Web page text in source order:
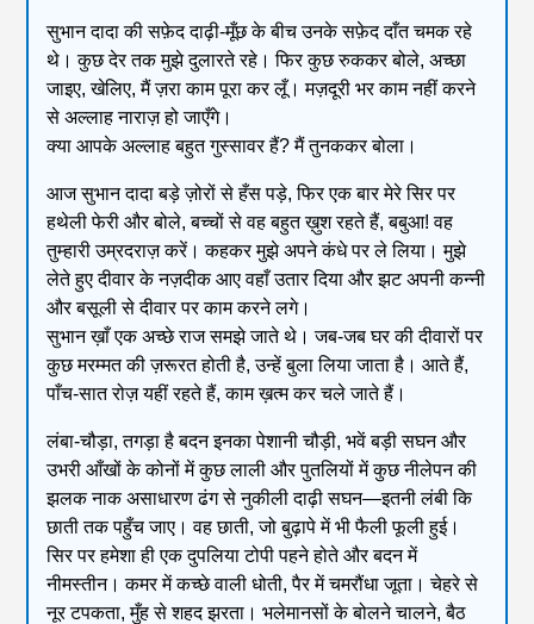
सुभान दादा की सफ़ेद दाढ़ी-मूँछ के बीच उनके सफ़ेद दाँत चमक रहे
थे। कुछ देर तक मुझे दुलारते रहे। फिर कुछ रुककर बोले, अच्छा
जाइए, खेलिए, मैं ज़रा काम पूरा कर लूँ। मज़दूरी भर काम नहीं करने
से अल्लाह नाराज़ हो जाएँगे।
क्या आपके अल्लाह बहुत गुस्सावर हैं? मैं तुनककर बोला।
आज सुभान दादा बड़े ज़ोरों से हँस पड़े, फिर एक बार मेरे सिर पर
हथेली फेरी और बोले, बच्चों से वह बहुत ख़ुश रहते हैं, बबुआ! वह
तुम्हारी उम्रदराज़ करें। कहकर मुझे अपने कंधे पर ले लिया। मुझे
लेते हुए दीवार के नज़दीक आए वहाँ उतार दिया और झट अपनी कन्नी
और बसूली से दीवार पर काम करने लगे।
सुभान ख़ाँ एक अच्छे राज समझे जाते थे। जब-जब घर की दीवारों पर
कुछ मरम्मत की ज़रूरत होती है, उन्हें बुला लिया जाता है। आते हैं,
पाँच-सात रोज़ यहीं रहते हैं, काम ख़त्म कर चले जाते हैं।
लंबा-चौड़ा, तगड़ा है बदन इनका पेशानी चौड़ी, भवें बड़ी सघन और
उभरी आँखों के कोनों में कुछ लाली और पुतलियों में कुछ नीलेपन की
झलक नाक असाधारण ढंग से नुकीली दाढ़ी सघन—इतनी लंबी कि
छाती तक पहुँच जाए। वह छाती, जो बुढ़ापे में भी फैली फूली हुई।
सिर पर हमेशा ही एक दुपलिया टोपी पहने होते और बदन में
नीमस्तीन। कमर में कच्छे वाली धोती, पैर में चमरौंधा जूता। चेहरे से
नूर टपकता, मुँह से शहद झरता। भलेमानसों के बोलने चालने, बैठ